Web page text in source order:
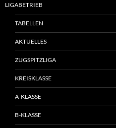
LIGABETRIEB
TABELLEN
AKTUELLES
ZUGSPITZLIGA
KREISKLASSE
A-KLASSE
B-KLASSE